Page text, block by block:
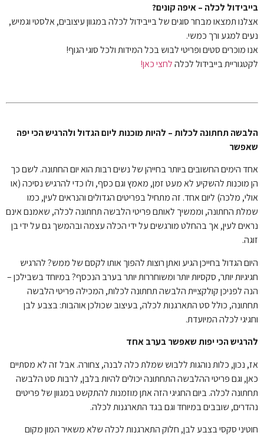
בייבידול לכלה – איפה קונים?
אצלנו תמצאו מבחר סוגים של בייבידול לכלה במגוון עיצובים, אלסטי וגמיש,
נעים למגע ורך כמשי.
אנו מוכרים סטים ופריטי לבוש בכל המידות ולכל סוגי הגוף!
לקטגוריית בייבידול לכלהלחצי כאן!
הלבשה תחתונה לכלות – להיות מוכנות ליום הגדול ולהרגיש הכי יפה
שאפשר
אחד הימים החשובים ביותר בחייהן של נשים רבות הוא יום החתונה. לשם כך
הן מוכנות להשקיע לא מעט זמן, מאמץ וגם כסף, ולו כדי להרגיש נסיכה (או
אולי, מלכה) ליום אחד. זה מתחיל בפריטים הגדולים והנראים לעין, כמו
שמלת החתונה, וממשיך לאותם פריטי הלבשה תחתונה לכלה, שאמנם אינם
נראים לעין, אך בהחלט מורגשים על ידי הכלה עצמה ובהמשך גם על ידי בן
זוגה.
היום הגדול בחייכן הגיע ואתן רוצות להפוך אותו לקסם של ממש? להרגיש
חגיגיות יותר, סקסיות יותר ומשוחררות יותר בערב הנכסף? במיוחד בשבילכן –
הנה לפניכן קולקציית הלבשה תחתונה לכלות, המכילה פריטי הלבשה
תחתונה, כולל סט התארגנות לכלה, בעיצוב שכולכן אוהבות: בצבע לבן
וחגיגי לכלה המיועדת.
להרגיש הכי יפות שאפשר בערב אחד
אז, נכון, כלות נוהגות ללבוש שמלת כלה לבנה, צחורה. אבל זה לא מסתיים
כאן, וגם פריטי ההלבשה התחתונה יכולים להיות בלבן, לרבות סט הלבשה
תחתונה לכלה. ביום החגיגי הזה אתן מוזמנות להתקשט במגוון של פריטים
נהדרים, שובבים במיוחד וגם בגד התארגנות לכלה.
חוטיני סקסי בצבע לבן, חלוק התארגנות לכלה שלא משאיר המון מקום